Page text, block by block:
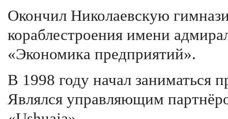
Окончил Николаевскую
кораблестроения имени
«Экономика предприятий».
В 1998 году начал заниматься
Являлся управляющим